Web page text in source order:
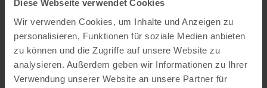
Diese Webseite verwendet Cookies
Wir verwenden Cookies, um Inhalte und Anzeigen zu
personalisieren, Funktionen für soziale Medien anbieten
zu können und die Zugriffe auf unsere Website zu
analysieren. Außerdem geben wir Informationen zu Ihrer
Verwendung unserer Website an unsere Partner für
toute particulière !
- Longueur : 10 km (randonnée circulaire)
- Durée : environ 3,5 heures
- Difficulté : Moyenne
- Prix : 10 EUR par personne